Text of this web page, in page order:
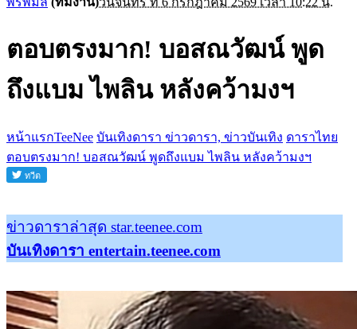
ตอบตรงมาก! บอสณวัฒน์ พูด
ถึงแบม ไพลิน หลังคว้ามงฯ
หน้าแรกTeeNee บันเทิงดารา ข่าวดารา, ข่าวบันเทิง ดาราไทย
ตอบตรงมาก! บอสณวัฒน์ พูดถึงแบม ไพลิน หลังคว้ามงฯ
ข่าวดาราล่าสุด star.teenee.com
บันเทิงดารา entertain.teenee.com